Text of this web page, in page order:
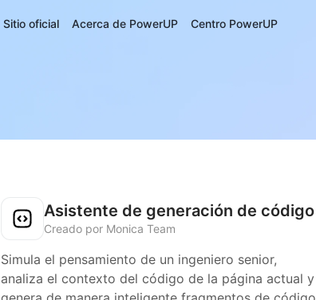
Sitio oficial Acerca de PowerUP Centro PowerUP
Asistente de generación de código
Creado por Monica Team
Simula el pensamiento de un ingeniero senior,
analiza el contexto del código de la página actual y